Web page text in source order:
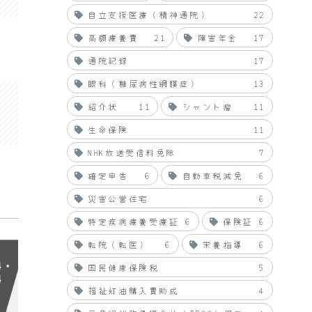
自立支援医療（精神通院）
22
高額療養費
21 障害年金
17
通院記録
17
眼科（糖尿病性網膜症）
13
紹介状
11 シャント瘤
11
生命保険
11
NHK放送受信料免除
7
確定申告
6 自動車税減免
6
災害公営住宅
6
特定疾病療養受療証
6 保険証
6
転院（転医）
6 栄養指導
6
国民健康保険税
5
福祉灯油購入費助成
4